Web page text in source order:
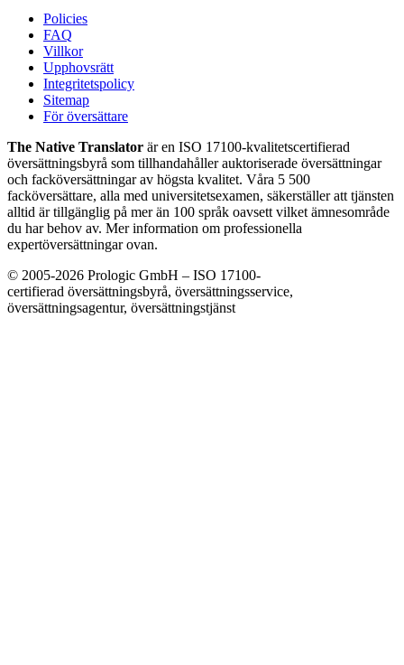
Policies
FAQ
Villkor
Upphovsrätt
Integritetspolicy
Sitemap
För översättare
The Native Translator är en ISO 17100-kvalitetscertifierad
översättningsbyrå som tillhandahåller auktoriserade översättningar
och facköversättningar av högsta kvalitet. Våra 5 500
facköversättare, alla med universitetsexamen, säkerställer att tjänsten
alltid är tillgänglig på mer än 100 språk oavsett vilket ämnesområde
du har behov av. Mer information om professionella
expertöversättningar ovan.
© 2005-2026 Prologic GmbH – ISO 17100-
certifierad översättningsbyrå, översättningsservice,
översättningsagentur, översättningstjänst